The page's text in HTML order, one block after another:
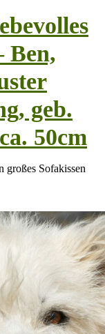
Ben,
geb.
50cm
großes Sofakissen